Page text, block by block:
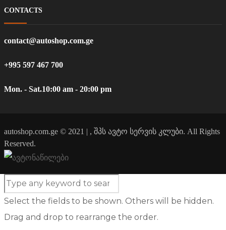
CONTACTS
contact@autoshop.com.ge
+995 597 467 700
Mon. - Sat.10:00 am - 20:00 pm
autoshop.com.ge © 2021 | , შპს ავტო სერვის კლუბი. All Rights
Reserved.
Select the fields to be shown. Others will be hidden.
Drag and drop to rearrange the order.